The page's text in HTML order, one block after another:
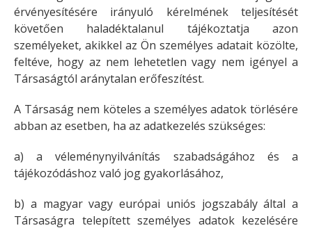
érvényesítésére irányuló kérelmének teljesítését
követően haladéktalanul tájékoztatja azon
személyeket, akikkel az Ön személyes adatait közölte,
feltéve, hogy az nem lehetetlen vagy nem igényel a
Társaságtól aránytalan erőfeszítést.
A Társaság nem köteles a személyes adatok törlésére
abban az esetben, ha az adatkezelés szükséges:
a) a véleménynyilvánítás szabadságához és a
tájékozódáshoz való jog gyakorlásához,
b) a magyar vagy európai uniós jogszabály által a
Társaságra telepített személyes adatok kezelésére